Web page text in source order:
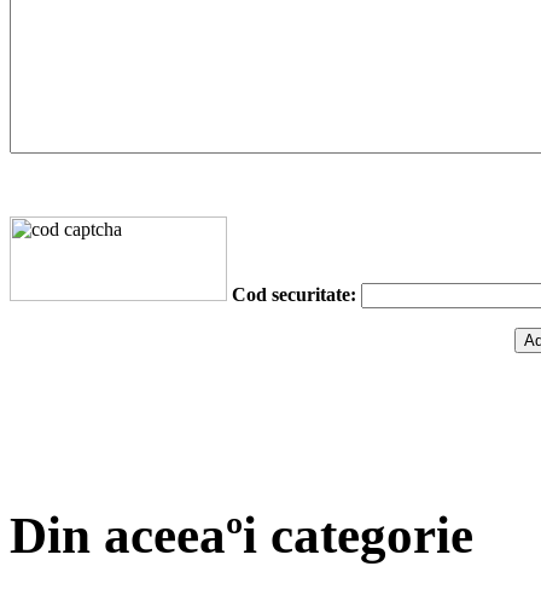
Cod securitate:
Din aceeaºi categorie